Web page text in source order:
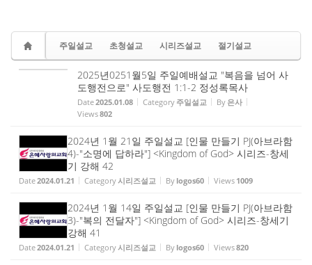
주일설교 초청설교 시리즈설교 절기설교
2025년0251월5일 주일예배설교 "복음을 넘어 사
도행전으로" 사도행전 1:1-2 정성록목사
Date2025.01.08 Category 주일설교 By 은사
Views802
2024년 1월 21일 주일설교 [인물 만들기 PJ(아브라함
4)-"소명에 답하라"] <Kingdom of God> 시리즈-창세
기 강해 42
Date2024.01.21 Category시리즈설교 By logos60 Views 1009
2024년 1월 14일 주일설교 [인물 만들기 PJ(아브라함
3)-"복의 전달자"] <Kingdom of God> 시리즈-창세기
강해 41
Date2024.01.21 Category시리즈설교 By logos60 Views820